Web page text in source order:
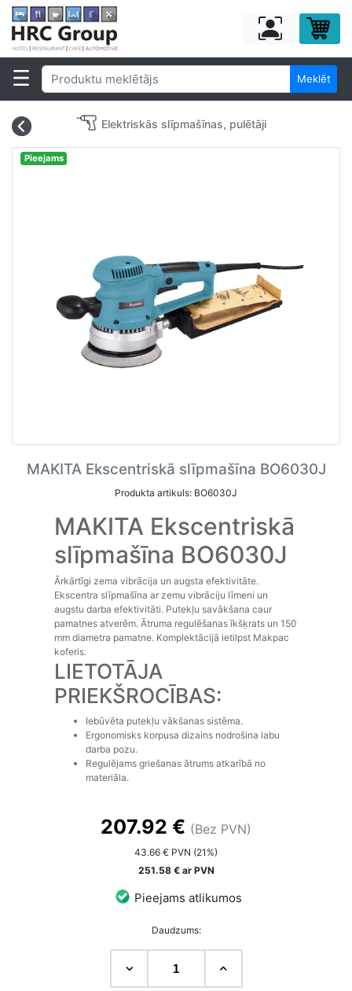
Meklēt
Elektriskās slīpmašīnas, pulētāji
Pieejams
MAKITA Ekscentriskā slīpmašīna BO6030J
Produkta artikuls: BO6030J
MAKITA Ekscentriskā
slīpmašīna BO6030J
Ārkārtīgi zema vibrācija un augsta efektivitāte.
Ekscentra slīpmašīna ar zemu vibrāciju līmeni un
augstu darba efektivitāti. Putekļu savākšana caur
pamatnes atverēm. Ātruma regulēšanas īkšķrats un 150
mm diametra pamatne. Komplektācijā ietilpst Makpac
koferis.
LIETOTĀJA
PRIEKŠROCĪBAS:
Iebūvēta putekļu vākšanas sistēma.
Ergonomisks korpusa dizains nodrošina labu
darba pozu.
Regulējams griešanas ātrums atkarībā no
materiāla.
207.92 € (Bez PVN)
43.66 € PVN (21%)
251.58 € ar PVN
Pieejams atlikumos
Daudzums: